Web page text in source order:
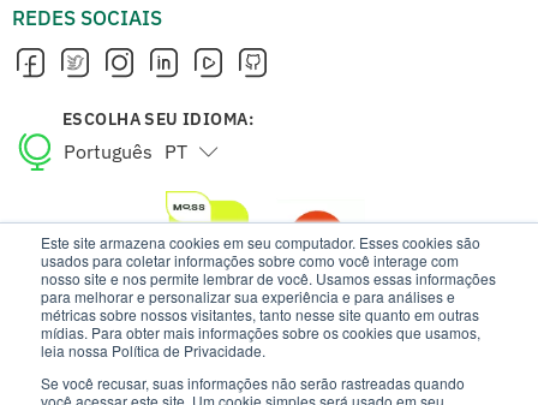
Este site armazena cookies em seu computador. Esses cookies são
usados para coletar informações sobre como você interage com
nosso site e nos permite lembrar de você. Usamos essas informações
para melhorar e personalizar sua experiência e para análises e
métricas sobre nossos visitantes, tanto nesse site quanto em outras
mídias. Para obter mais informações sobre os cookies que usamos,
leia nossa Política de Privacidade.
Se você recusar, suas informações não serão rastreadas quando
você acessar este site. Um cookie simples será usado em seu
REDES SOCIAIS
ESCOLHA SEU IDIOMA:
Português PT
English EN